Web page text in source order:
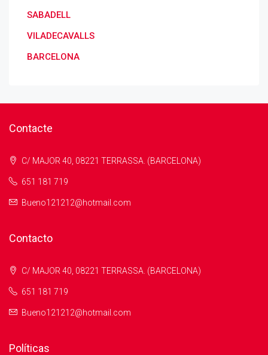
SABADELL
VILADECAVALLS
BARCELONA
Contacte
C/ MAJOR 40, 08221 TERRASSA. (BARCELONA)
651 181 719
Bueno121212@hotmail.com
Contacto
C/ MAJOR 40, 08221 TERRASSA. (BARCELONA)
651 181 719
Bueno121212@hotmail.com
Políticas